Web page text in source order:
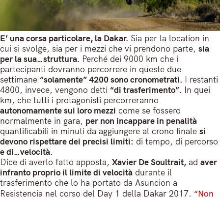
E’ una corsa particolare, la Dakar. Sia per la location in
cui si svolge, sia per i mezzi che vi prendono parte, sia
per la sua…struttura. Perché dei 9000 km che i
partecipanti dovranno percorrere in queste due
settimane “solamente” 4200 sono cronometrati. I restanti
4800, invece, vengono detti “di trasferimento”. In quei
km, che tutti i protagonisti percorreranno
autonomamente sui loro mezzi come se fossero
normalmente in gara, per non incappare in penalità
quantificabili in minuti da aggiungere al crono finale si
devono rispettare dei precisi limiti: di tempo, di percorso
e di…velocità.
Dice di averlo fatto apposta, Xavier De Soultrait, ad aver
infranto proprio il limite di velocità durante il
trasferimento che lo ha portato da Asuncion a
Resistencia nel corso del Day 1 della Dakar 2017. “Non